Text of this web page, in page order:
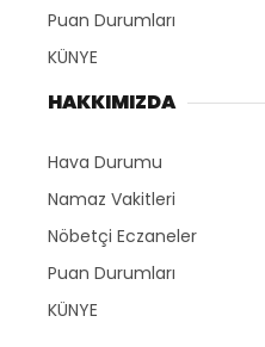
Puan Durumları
KÜNYE
HAKKIMIZDA
Hava Durumu
Namaz Vakitleri
Nöbetçi Eczaneler
Puan Durumları
KÜNYE